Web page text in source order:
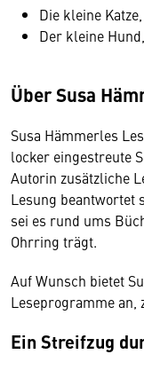
Die kleine
Der kleine
Über Susa
Susa Hämmerles
locker eingestreute
Autorin zusätzliche
Lesung beantwortet
sei es rund ums
Ohrring trägt.
Auf Wunsch bietet
Leseprogramme an,
Ein Streifzug